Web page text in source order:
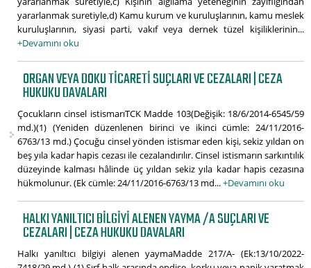
yararlanmak suretiyle,d) Kamu kurum ve kuruluşlarının, kamu meslek
kuruluşlarının, siyasi parti, vakıf veya dernek tüzel kişiliklerinin...
+Devamını oku
ORGAN VEYA DOKU TICARETI SUÇLARI VE CEZALARI | CEZA
HUKUKU DAVALARI
Çocukların cinsel istismarıTCK Madde 103(Değişik: 18/6/2014-6545/59
md.)(1) (Yeniden düzenlenen birinci ve ikinci cümle: 24/11/2016-
6763/13 md.) Çocuğu cinsel yönden istismar eden kişi, sekiz yıldan on
beş yıla kadar hapis cezası ile cezalandırılır. Cinsel istismarın sarkıntılık
düzeyinde kalması hâlinde üç yıldan sekiz yıla kadar hapis cezasına
hükmolunur. (Ek cümle: 24/11/2016-6763/13 md...+Devamını oku
HALKI YANILTICI BILGIYI ALENEN YAYMA /A SUÇLARI VE
CEZALARI | CEZA HUKUKU DAVALARI
Halkı yanıltıcı bilgiyi alenen yaymaMadde 217/A- (Ek:13/10/2022-